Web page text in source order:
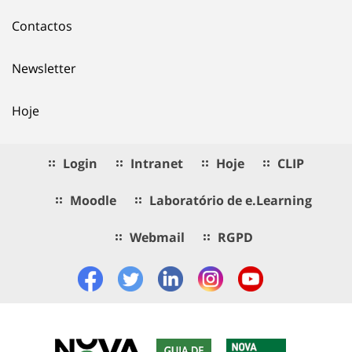
Contactos
Newsletter
Hoje
Login Intranet Hoje CLIP
Moodle Laboratório de e.Learning
Webmail RGPD